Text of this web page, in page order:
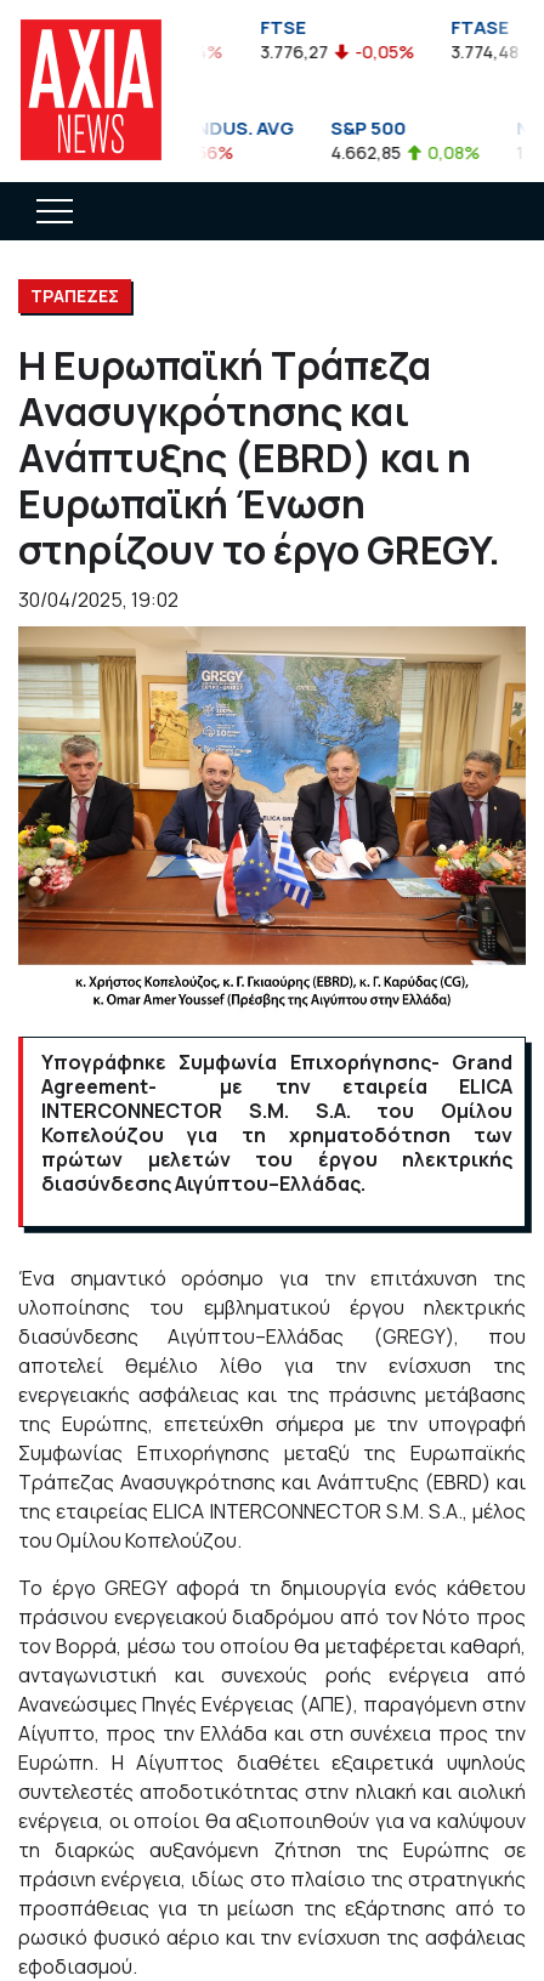
FTSEA
899,47 -0,04%
FTSE
3.776,27 -0,05%
FTASE
3.774,48
DOW JONES INDUS. AVG
35.911,81 -0,56%
S&P 500
4.662,85 0,08%
ΤΡΑΠΕΖΕΣ
Η Ευρωπαϊκή Τράπεζα
Ανασυγκρότησης και
Ανάπτυξης (EBRD) και η
Ευρωπαϊκή Ένωση
στηρίζουν το έργο GREGY.
30/04/2025, 19:02
Υπογράφηκε Συμφωνία Επιχορήγησης- Grand
Agreement- με την εταιρεία ELICA
INTERCONNECTOR S.M. S.A. του Ομίλου
Κοπελούζου για τη χρηματοδότηση των
πρώτων μελετών του έργου ηλεκτρικής
διασύνδεσης Αιγύπτου–Ελλάδας.
Ένα σημαντικό ορόσημο για την επιτάχυνση της
υλοποίησης του εμβληματικού έργου ηλεκτρικής
διασύνδεσης Αιγύπτου–Ελλάδας (GREGY), που
αποτελεί θεμέλιο λίθο για την ενίσχυση της
ενεργειακής ασφάλειας και της πράσινης μετάβασης
της Ευρώπης, επετεύχθη σήμερα με την υπογραφή
Συμφωνίας Επιχορήγησης μεταξύ της Ευρωπαϊκής
Τράπεζας Ανασυγκρότησης και Ανάπτυξης (EBRD) και
της εταιρείας ELICA INTERCONNECTOR S.M. S.A., μέλος
του Ομίλου Κοπελούζου.
Το έργο GREGY αφορά τη δημιουργία ενός κάθετου
πράσινου ενεργειακού διαδρόμου από τον Νότο προς
τον Βορρά, μέσω του οποίου θα μεταφέρεται καθαρή,
ανταγωνιστική και συνεχούς ροής ενέργεια από
Ανανεώσιμες Πηγές Ενέργειας (ΑΠΕ), παραγόμενη στην
Αίγυπτο, προς την Ελλάδα και στη συνέχεια προς την
Ευρώπη. Η Αίγυπτος διαθέτει εξαιρετικά υψηλούς
συντελεστές αποδοτικότητας στην ηλιακή και αιολική
ενέργεια, οι οποίοι θα αξιοποιηθούν για να καλύψουν
τη διαρκώς αυξανόμενη ζήτηση της Ευρώπης σε
πράσινη ενέργεια, ιδίως στο πλαίσιο της στρατηγικής
προσπάθειας για τη μείωση της εξάρτησης από το
ρωσικό φυσικό αέριο και την ενίσχυση της ασφάλειας
εφοδιασμού.